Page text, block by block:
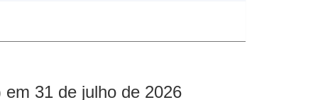
31 de julho de 2026